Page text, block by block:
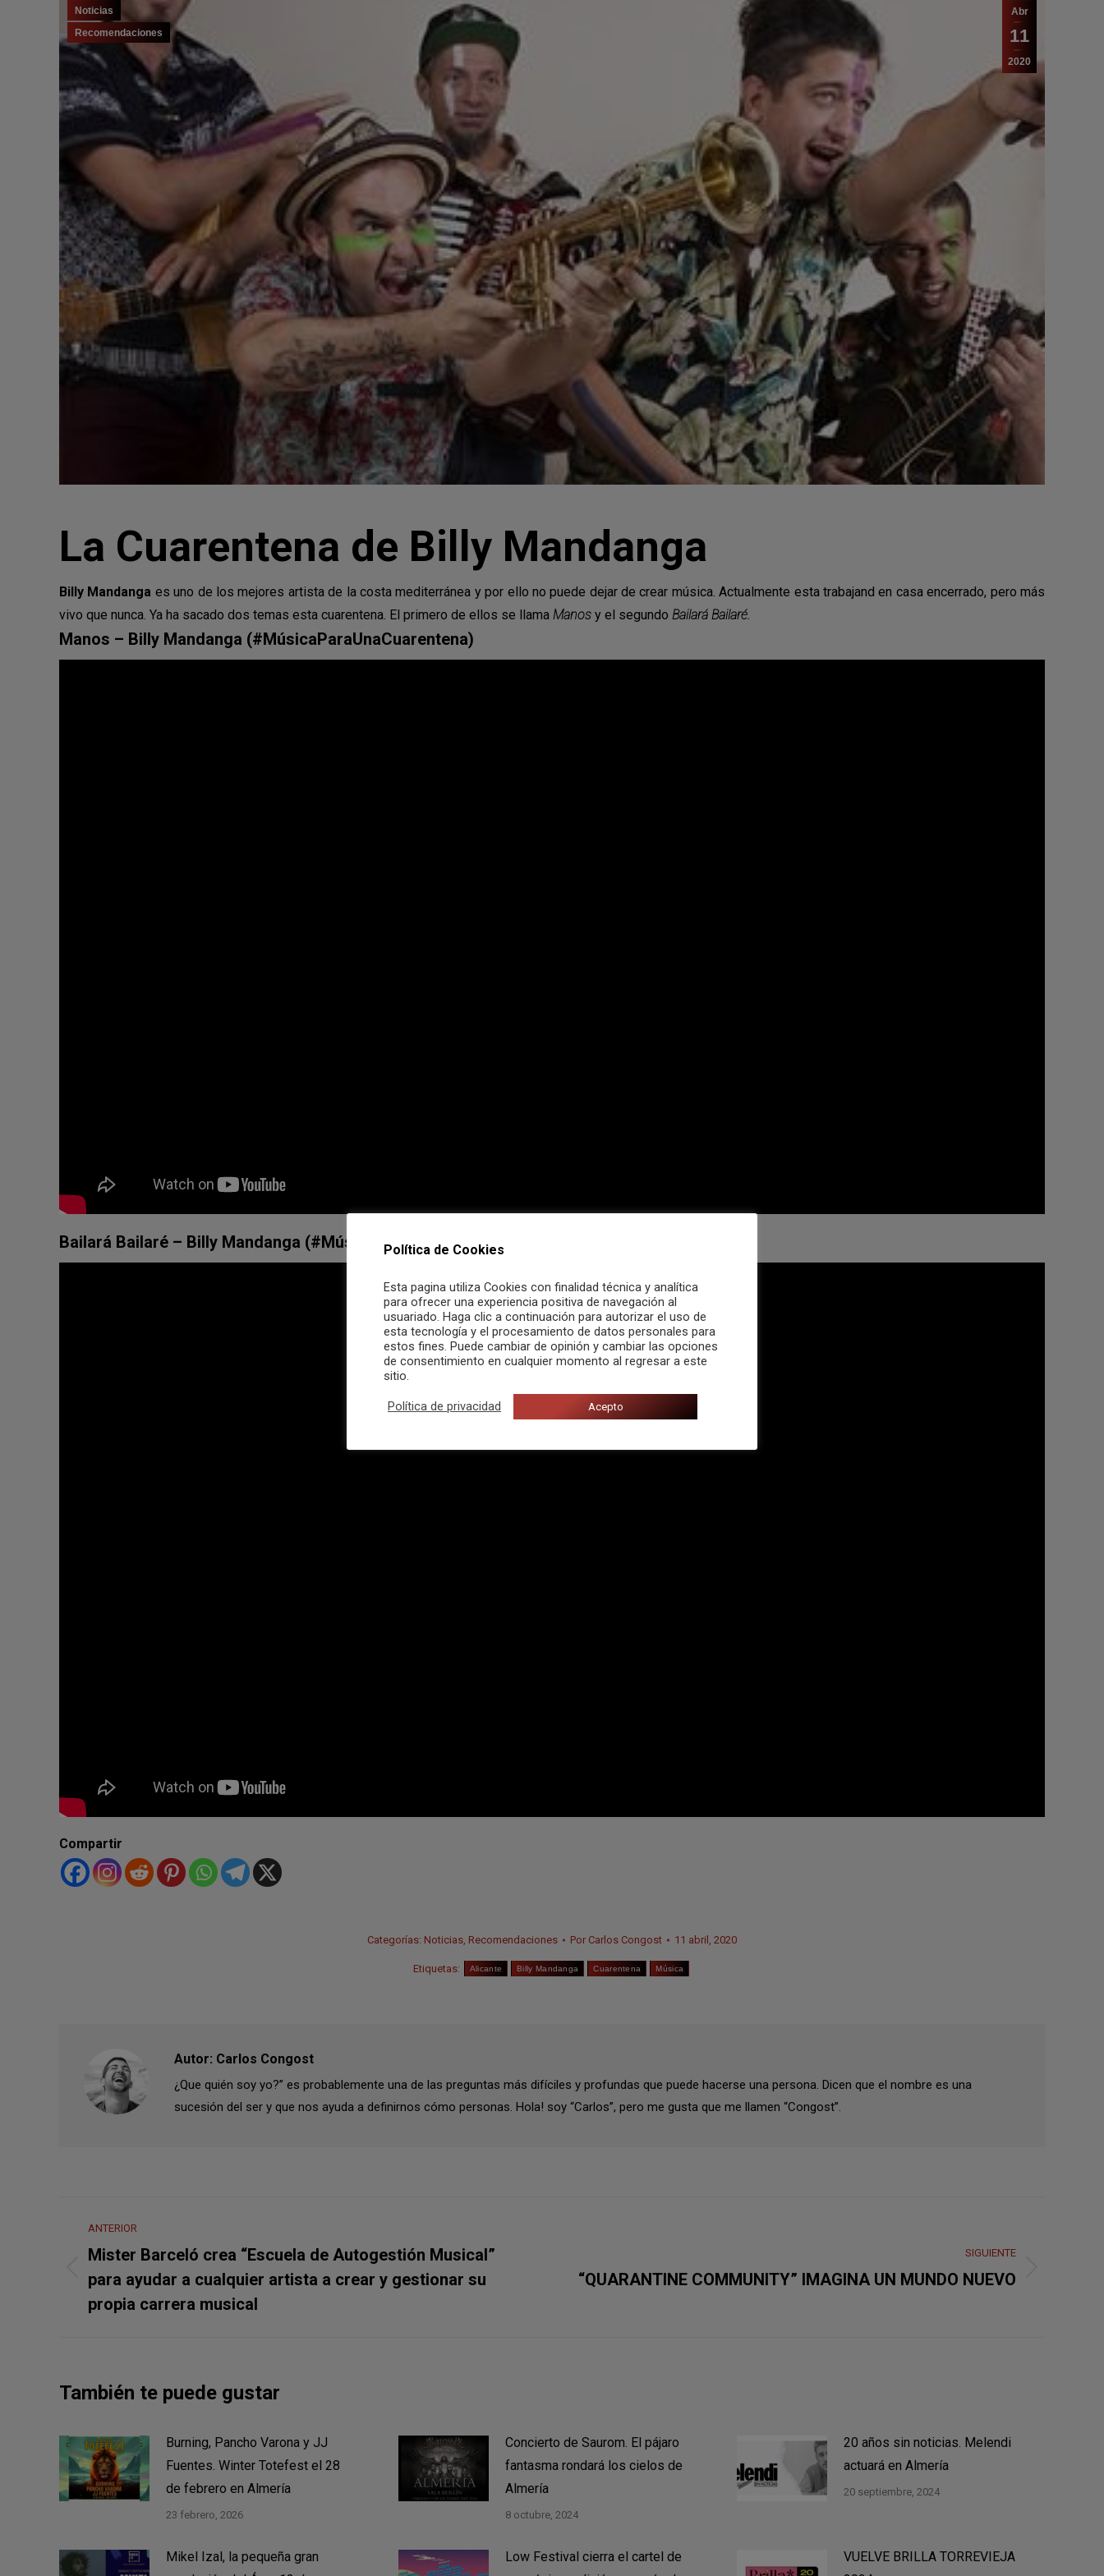
Abr
11
2020
Noticias
Recomendaciones
La Cuarentena de Billy Mandanga
Billy Mandanga es uno de los mejores artista de la costa mediterránea y por ello no puede dejar de crear música. Actualmente esta trabajand en casa encerrado, pero más
vivo que nunca. Ya ha sacado dos temas esta cuarentena. El primero de ellos se llama Manos y el segundo Bailará Bailaré.
Manos – Billy Mandanga (#MúsicaParaUnaCuarentena)
Bailará Bailaré – Billy Mandanga (#MúsicaParaUnaCuarentena
Compartir
Categorías: Noticias, Recomendaciones Por Carlos Congost 11 abril, 2020
Etiquetas: Alicante Billy Mandanga Cuarentena Música
Autor: Carlos Congost
¿Que quién soy yo?” es probablemente una de las preguntas más difíciles y profundas que puede hacerse una persona. Dicen que el nombre es una
sucesión del ser y que nos ayuda a definirnos cómo personas. Hola! soy “Carlos”, pero me gusta que me llamen “Congost”.
entre
publicaciones
ANTERIOR
Publicación
anterior:
Mister Barceló crea “Escuela de Autogestión Musical”
para ayudar a cualquier artista a crear y gestionar su
propia carrera musical
SIGUIENTE
Publicación
“QUARANTINE COMMUNITY” IMAGINA UN MUNDO NUEVO
También te puede gustar
Burning, Pancho Varona y JJ
Fuentes. Winter Totefest el 28
de febrero en Almería
23 febrero, 2026
Concierto de Saurom. El pájaro
fantasma rondará los cielos de
Almería
8 octubre, 2024
20 años sin noticias. Melendi
actuará en Almería
20 septiembre, 2024
Mikel Izal, la pequeña gran
Low Festival cierra el cartel de
VUELVE BRILLA TORREVIEJA
Política de Cookies
Esta pagina utiliza Cookies con finalidad técnica y analítica
para ofrecer una experiencia positiva de navegación al
usuariado. Haga clic a continuación para autorizar el uso de
esta tecnología y el procesamiento de datos personales para
estos fines. Puede cambiar de opinión y cambiar las opciones
de consentimiento en cualquier momento al regresar a este
sitio.
Política de privacidad Acepto